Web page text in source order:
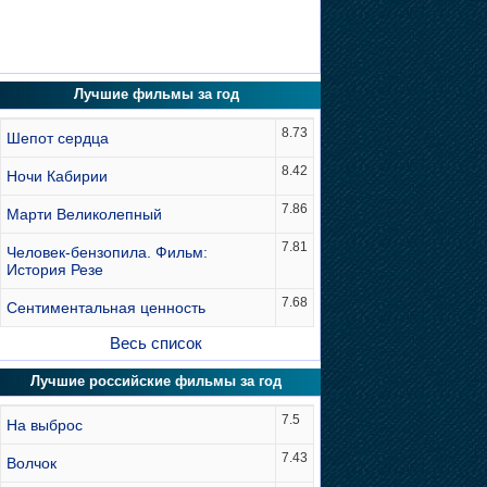
Лучшие фильмы за год
Шепот сердца 8.73
Ночи Кабирии 8.42
Марти Великолепный 7.86
Человек-бензопила. Фильм:
История Резе
7.81
Сентиментальная ценность 7.68
Весь список
Лучшие российские фильмы за год
На выброс 7.5
Волчок 7.43